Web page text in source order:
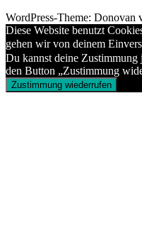
WordPress-Theme: Donovan
Diese Website benutzt
gehen wir von deinem
Du kannst deine
den Button „Zustimmung
Zustimmung wiederrufen